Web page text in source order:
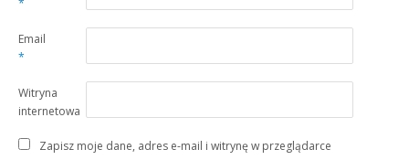
*
Email
*
Witryna
internetowa
Zapisz moje dane, adres e-mail i witrynę w przeglądarce